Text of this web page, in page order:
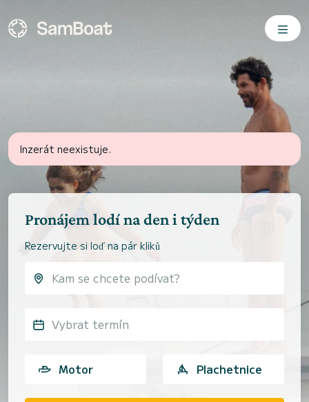
Inzerát neexistuje.
Pronájem lodí na den i týden
Rezervujte si loď na pár kliků
Vybrat termín
Motor Plachetnice